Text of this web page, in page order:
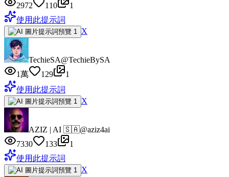
2972
110
1
使用此提示詞
X
TechieSA@TechieBySA
1萬
129
1
使用此提示詞
X
AZIZ | AI 🇸🇦@aziz4ai
7330
133
1
使用此提示詞
X